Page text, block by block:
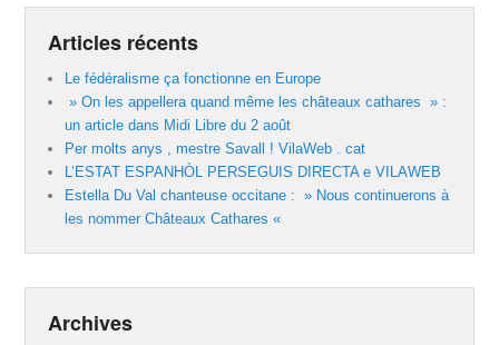
Articles récents
Le fédéralisme ça fonctionne en Europe
» On les appellera quand même les châteaux cathares » :
un article dans Midi Libre du 2 août
Per molts anys , mestre Savall ! VilaWeb . cat
L’ESTAT ESPANHÒL PERSEGUIS DIRECTA e VILAWEB
Estella Du Val chanteuse occitane : » Nous continuerons à
les nommer Châteaux Cathares «
Archives